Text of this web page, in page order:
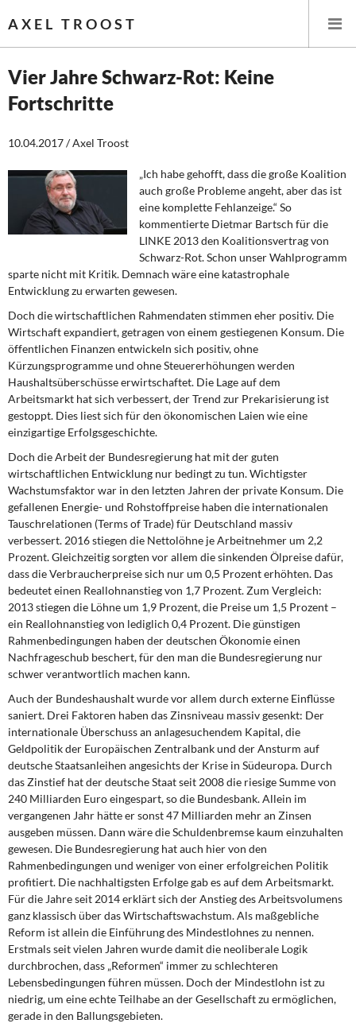
AXEL TROOST
Startseite
Themen
Leitlinien linker Wirtschafts- und Finanzpolitik
Wirtschaftspolitik
Steuer- und Finanzpolitik
Öffentliche Infrastruktur und Daseinsvorsorge
Eurokrise und Griechenland
DIE LINKE
Weitere Themen
Memo-Gruppe
Institut Solidarische Moderne
Rosa-Luxemburg-Stiftung
Über mich
Kontakt
Vier Jahre Schwarz-Rot: Keine
Fortschritte
10.04.2017 / Axel Troost
„Ich habe gehofft, dass die große Koalition
auch große Probleme angeht, aber das ist
eine komplette Fehlanzeige.“ So
kommentierte Dietmar Bartsch für die
LINKE 2013 den Koalitionsvertrag von
Schwarz-Rot. Schon unser Wahlprogramm
sparte nicht mit Kritik. Demnach wäre eine katastrophale
Entwicklung zu erwarten gewesen.
Doch die wirtschaftlichen Rahmendaten stimmen eher positiv. Die
Wirtschaft expandiert, getragen von einem gestiegenen Konsum. Die
öffentlichen Finanzen entwickeln sich positiv, ohne
Kürzungsprogramme und ohne Steuererhöhungen werden
Haushaltsüberschüsse erwirtschaftet. Die Lage auf dem
Arbeitsmarkt hat sich verbessert, der Trend zur Prekarisierung ist
gestoppt. Dies liest sich für den ökonomischen Laien wie eine
einzigartige Erfolgsgeschichte.
Doch die Arbeit der Bundesregierung hat mit der guten
wirtschaftlichen Entwicklung nur bedingt zu tun. Wichtigster
Wachstumsfaktor war in den letzten Jahren der private Konsum. Die
gefallenen Energie- und Rohstoffpreise haben die internationalen
Tauschrelationen (Terms of Trade) für Deutschland massiv
verbessert. 2016 stiegen die Nettolöhne je Arbeitnehmer um 2,2
Prozent. Gleichzeitig sorgten vor allem die sinkenden Ölpreise dafür,
dass die Verbraucherpreise sich nur um 0,5 Prozent erhöhten. Das
bedeutet einen Reallohnanstieg von 1,7 Prozent. Zum Vergleich:
2013 stiegen die Löhne um 1,9 Prozent, die Preise um 1,5 Prozent –
ein Reallohnanstieg von lediglich 0,4 Prozent. Die günstigen
Rahmenbedingungen haben der deutschen Ökonomie einen
Nachfrageschub beschert, für den man die Bundesregierung nur
schwer verantwortlich machen kann.
Auch der Bundeshaushalt wurde vor allem durch externe Einflüsse
saniert. Drei Faktoren haben das Zinsniveau massiv gesenkt: Der
internationale Überschuss an anlagesuchendem Kapital, die
Geldpolitik der Europäischen Zentralbank und der Ansturm auf
deutsche Staatsanleihen angesichts der Krise in Südeuropa. Durch
das Zinstief hat der deutsche Staat seit 2008 die riesige Summe von
240 Milliarden Euro eingespart, so die Bundesbank. Allein im
vergangenen Jahr hätte er sonst 47 Milliarden mehr an Zinsen
ausgeben müssen. Dann wäre die Schuldenbremse kaum einzuhalten
gewesen. Die Bundesregierung hat auch hier von den
Rahmenbedingungen und weniger von einer erfolgreichen Politik
profitiert. Die nachhaltigsten Erfolge gab es auf dem Arbeitsmarkt.
Für die Jahre seit 2014 erklärt sich der Anstieg des Arbeitsvolumens
ganz klassisch über das Wirtschaftswachstum. Als maßgebliche
Reform ist allein die Einführung des Mindestlohnes zu nennen.
Erstmals seit vielen Jahren wurde damit die neoliberale Logik
durchbrochen, dass „Reformen“ immer zu schlechteren
Lebensbedingungen führen müssen. Doch der Mindestlohn ist zu
niedrig, um eine echte Teilhabe an der Gesellschaft zu ermöglichen,
gerade in den Ballungsgebieten.